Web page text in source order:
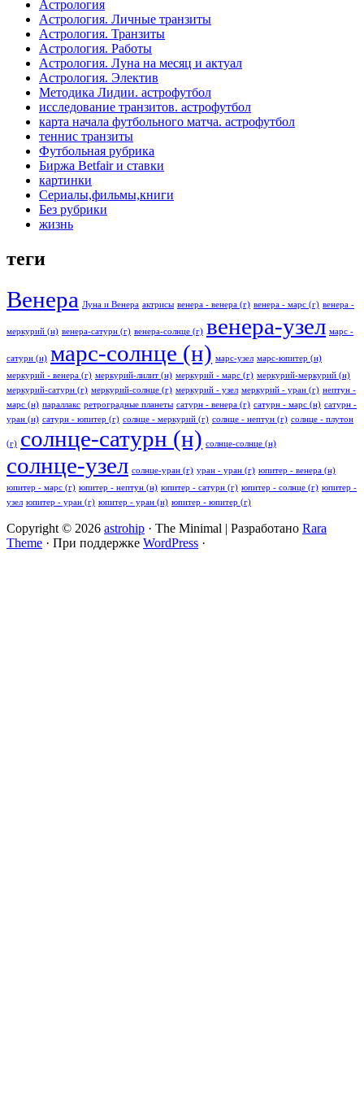
Астрология
Астрология. Личные транзиты
Астрология. Транзиты
Астрология. Работы
Астрология. Луна на месяц и актуал
Астрология. Электив
Методика Лидии. астрофутбол
исследование транзитов. астрофутбол
карта начала футбольного матча. астрофутбол
теннис транзиты
Футбольная рубрика
Биржа Betfair и ставки
картинки
Сериалы,фильмы,книги
Без рубрики
жизнь
теги
Венера Луна и Венера актрисы венера - венера (г) венера - марс (г) венера -
меркурий (н) венера-сатурн (г) венера-солнце (г) венера-узел марс -
сатурн (н) марс-солнце (н) марс-узел марс-юпитер (н)
меркурий - венера (г) меркурий-лилит (н) меркурий - марс (г) меркурий-меркурий (н)
меркурий-сатурн (г) меркурий-солнце (г) меркурий - узел меркурий - уран (г) нептун -
марс (н) параллакс ретроградные планеты сатурн - венера (г) сатурн - марс (н) сатурн -
уран (н) сатурн - юпитер (г) солнце - меркурий (г) солнце - нептун (г) солнце - плутон
(г) солнце-сатурн (н) солнце-солнце (н)
солнце-узел солнце-уран (г) уран - уран (г) юпитер - венера (н)
юпитер - марс (г) юпитер - нептун (н) юпитер - сатурн (г) юпитер - солнце (г) юпитер -
узел юпитер - уран (г) юпитер - уран (н) юпитер - юпитер (г)
Copyright © 2026 astrohip · The Minimal | Разработано Rara
Theme · При поддержке WordPress ·